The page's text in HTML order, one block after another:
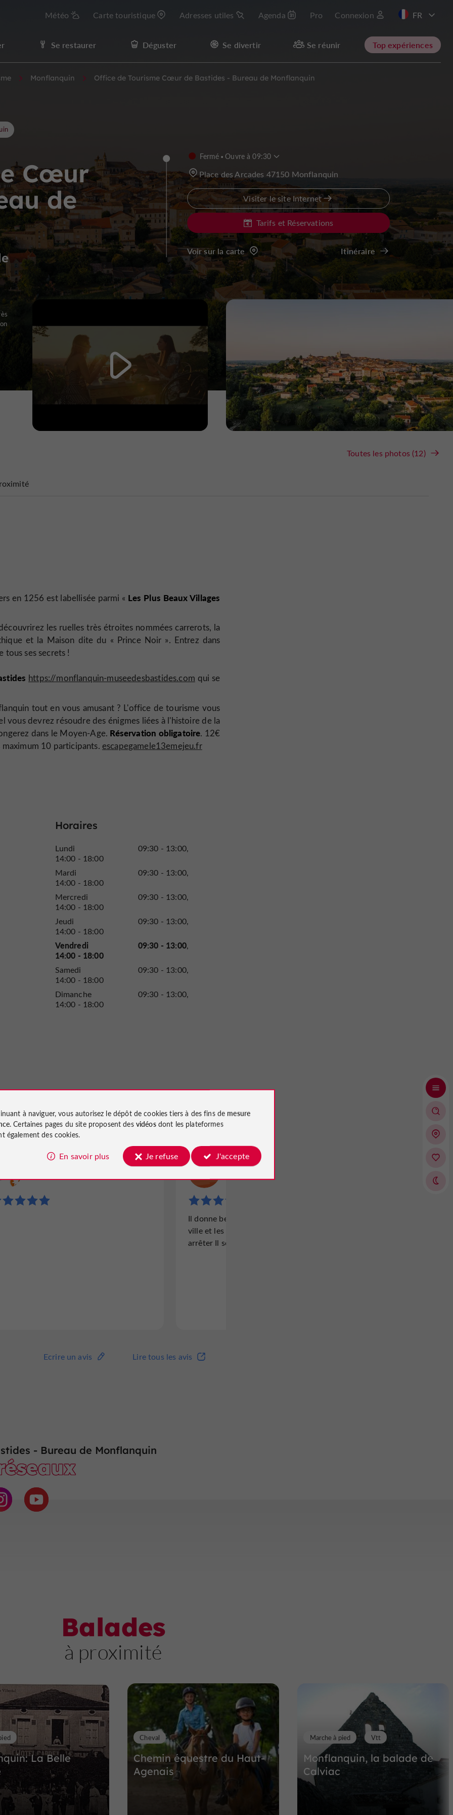
Météo Carte touristique Adresses utiles Agenda Pro Connexion
EN
Se restaurer Déguster Se divertir Se réunir Top expériences
Monflanquin Office de Tourisme Cœur de Bastides - Bureau de Monflanquin
Cœur
de
Toutes les photos (12)
Fermé Ouvre à 09:30
Place des Arcades 47150 Monflanquin
Visiter le site Internet
Tarifs et Réservations
Voir sur la carte Itinéraire
en 1256 est labellisée parmi « Les Plus Beaux Villages
les ruelles très étroites nommées carrerots, la
et la Maison dite du « Prince Noir ». Entrez dans
ses secrets !
https://monflanquin-museedesbastides.com qui se
tout en vous amusant ? L'office de tourisme vous
vous devrez résoudre des énigmes liées à l'histoire de la
dans le Moyen-Age. Réservation obligatoire. 12€
10 participants. escapegamele13emejeu.fr
Horaires
Lundi
09:30 - 13:00
14:00 - 18:00
Mardi
09:30 - 13:00
14:00 - 18:00
Mercredi
09:30 - 13:00
14:00 - 18:00
Jeudi
09:30 - 13:00
14:00 - 18:00
Vendredi
09:30 - 13:00
14:00 - 18:00
Samedi
09:30 - 13:00
14:00 - 18:00
Dimanche
09:30 - 13:00
14:00 - 18:00
- Bureau de Monflanquin 123 avis
Avis publié par Panoramic Media Avis publié par
Il donne beaucoup de conseils pour visiter la
ville et les ruelle Je vous conseil de vous
arrêter Il sont très sympa
Lire tous les avis
Ecrire un avis
- Bureau de Monflanquin
Balades
à proximité
La Belle
Chemin équestre du Haut-
Agenais
Cheval
Monflanquin, la balade de
Calviac
Marche à pied Vtt
à naviguer, vous autorisez le dépôt de cookies tiers à des fins de mesure
. Certaines pages du site proposent des vidéosdont les plateformes
également des cookies.
En savoir plus Je refuse J'accepte